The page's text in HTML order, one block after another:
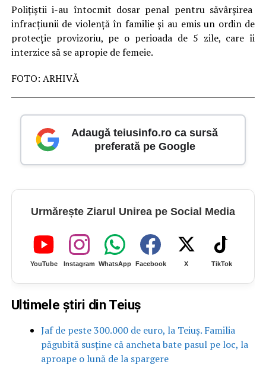
Polițiștii i-au întocmit dosar penal pentru săvârșirea
infracțiunii de violență în familie și au emis un ordin de
protecție provizoriu, pe o perioada de 5 zile, care îi
interzice să se apropie de femeie.
FOTO: ARHIVĂ
Adaugă teiusinfo.ro ca sursă
preferată pe Google
Urmărește Ziarul Unirea pe Social Media
YouTube Instagram WhatsApp Facebook X TikTok
Ultimele știri din Teiuș
Jaf de peste 300.000 de euro, la Teiuș. Familia
păgubită susține că ancheta bate pasul pe loc, la
aproape o lună de la spargere